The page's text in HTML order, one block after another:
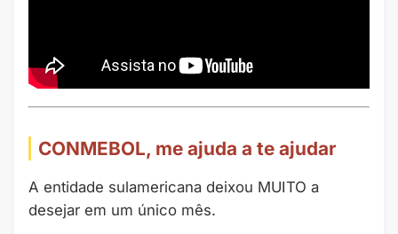
CONMEBOL, me ajuda a te ajudar
A entidade sulamericana deixou MUITO a
desejar em um único mês.